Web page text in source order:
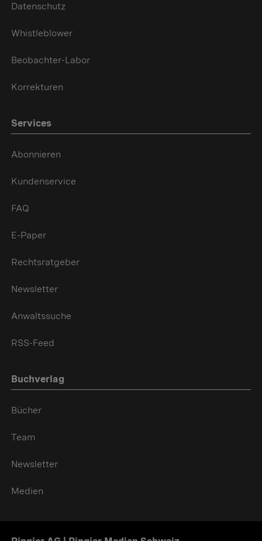
Datenschutz
Whistleblower
Beobachter-Labor
Korrekturen
Services
Abonnieren
Kundenservice
FAQ
E-Paper
Rechtsratgeber
Newsletter
Anwaltssuche
RSS-Feed
Buchverlag
Bücher
Team
Newsletter
Medien